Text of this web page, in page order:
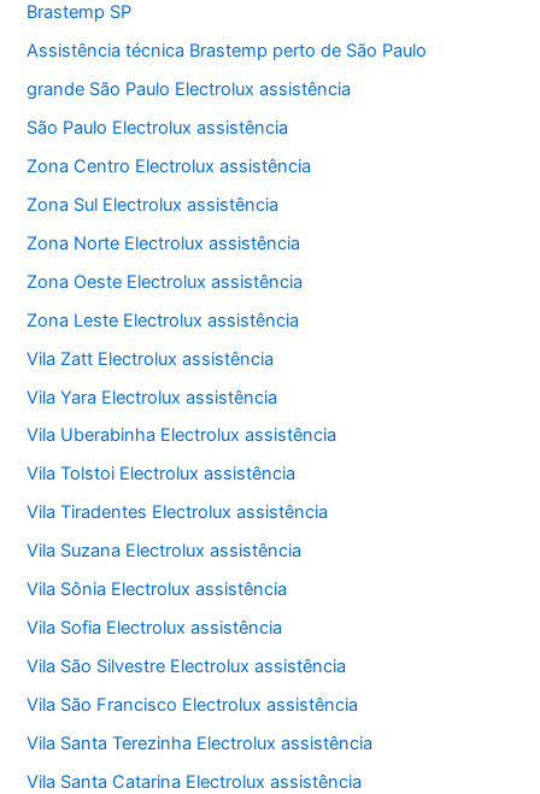
Brastemp SP
Assistência técnica Brastemp perto de São Paulo
grande São Paulo Electrolux assistência
São Paulo Electrolux assistência
Zona Centro Electrolux assistência
Zona Sul Electrolux assistência
Zona Norte Electrolux assistência
Zona Oeste Electrolux assistência
Zona Leste Electrolux assistência
Vila Zatt Electrolux assistência
Vila Yara Electrolux assistência
Vila Uberabinha Electrolux assistência
Vila Tolstoi Electrolux assistência
Vila Tiradentes Electrolux assistência
Vila Suzana Electrolux assistência
Vila Sônia Electrolux assistência
Vila Sofia Electrolux assistência
Vila São Silvestre Electrolux assistência
Vila São Francisco Electrolux assistência
Vila Santa Terezinha Electrolux assistência
Vila Santa Catarina Electrolux assistência